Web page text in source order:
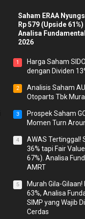
Saham ERAA
Rp 579 (Upside
Analisa
2026
1
Harga Saham
dengan Dividen
2
Analisis Saham
Otoparts Tbk
3
Prospek Saham
Momen Turn
4
AWAS Tertinggal!
36% tapi Fair
67%). Analisa
AMRT
5
Murah Gila-Gilaan!
63%, Analisa
SIMP yang Wajib
Cerdas